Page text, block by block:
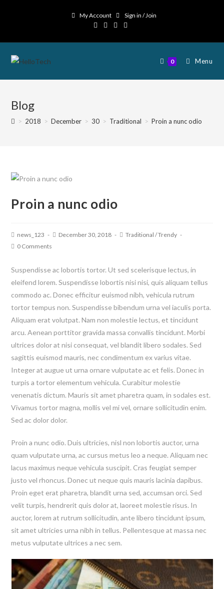
My Account Sign in / Join
0 Menu
Blog
> 2018 > December > 30 > Traditional > Proin a nunc odio
Proin a nunc odio
news_123 December 30, 2018 Traditional /Trendy
0 Comments
Suspendisse ac lobortis tortor. Ut sed scelerisque lectus, in
eleifend lorem. Suspendisse lobortis nisi nisi, quis aliquam tellus
commodo ac. Donec efficitur euismod nibh, vehicula rutrum
tortor tempus non. Suspendisse bibendum urna vel iaculis porta.
Aliquam erat volutpat. Nam non molestie lectus, et tincidunt
arcu. Aenean porttitor gravida massa convallis tincidunt. Morbi
ultrices dolor at nisi consequat, vel blandit libero sodales. Sed
sagittis euismod mauris, nec condimentum ex varius vitae.
Integer at augue ut urna ornare vulputate ac et felis. Donec in
turpis a tortor elementum vehicula. Curabitur molestie
venenatis dictum. Mauris sit amet pharetra quam, in sodales est.
Vivamus tortor magna, mollis vel mi vel, ornare sollicitudin enim.
Sed ac dolor dolor.
Proin a nunc odio. Duis ultricies, nisl non lobortis auctor, urna
quam vulputate urna, ac cursus metus leo a neque. Aliquam nec
lacus maximus neque vehicula suscipit. Cras feugiat semper
justo vel rhoncus. Donec ut neque quis mauris lacinia dapibus.
Proin eget erat pharetra, blandit urna sed, accumsan orci. Sed
velit turpis, hendrerit quis dolor at, laoreet molestie risus. In
auctor, lorem at rutrum sollicitudin, ante libero tincidunt ipsum,
sit amet ultricies urna nibh in tellus. Pellentesque at massa nec
metus vulputate ultrices a nec sem.